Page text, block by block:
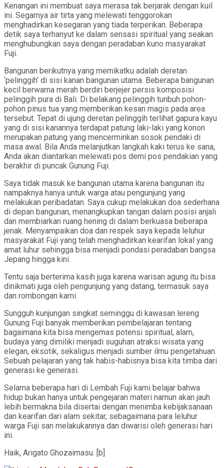
Kenangan ini membuat saya merasa tak berjarak dengan kuil
ini. Segarnya air tirta yang melewati tenggorokan
menghadirkan kesegaran yang tiada terperikan. Beberapa
detik saya terhanyut ke dalam sensasi spiritual yang seakan
menghubungkan saya dengan peradaban kuno masyarakat
Fuji.
Bangunan berikutnya yang memikatku adalah deretan
‘pelinggih’ di sisi kanan bangunan utama. Beberapa bangunan
kecil berwarna merah berdiri berjejer persis komposisi
pelinggih pura di Bali. Di belakang pelinggih tunbuh pohon-
pohon pinus tua yang memberikan kesan magis pada area
tersebut. Tepat di ujung deretan pelinggih terlihat gapura kayu
yang di sisi kanannya terdapat patung laki-laki yang konon
merupakan patung yang mencerminkan sosok pendaki di
masa awal. Bila Anda melanjutkan langkah kaki terus ke sana,
Anda akan diantarkan melewati pos demi pos pendakian yang
berakhir di puncak Gunung Fuji.
Saya tidak masuk ke bangunan utama karena bangunan itu
nampaknya hanya untuk warga atau pengunjung yang
melakukan peribadatan. Saya cukup melakukan doa sederhana
di depan bangunan, menangkupkan tangan dalam posisi anjali
dan membiarkan ruang hening di dalam berkuasa beberapa
jenak. Menyampaikan doa dan respek saya kepada leluhur
masyarakat Fuji yang telah menghadirkan kearifan lokal yang
amat luhur sehingga bisa menjadi pondasi peradaban bangsa
Jepang hingga kini.
Tentu saja berterima kasih juga karena warisan agung itu bisa
dinikmati juga oleh pengunjung yang datang, termasuk saya
dan rombongan kami.
Sungguh kunjungan singkat seminggu di kawasan lereng
Gunung Fuji banyak memberikan pembelajaran tentang
bagaimana kita bisa mengemas potensi spiritual, alam,
budaya yang dimiliki menjadi suguhan atraksi wisata yang
elegan, eksotik, sekaligus menjadi sumber ilmu pengetahuan.
Sebuah pelajaran yang tak habis-habisnya bisa kita timba dari
generasi ke generasi.
Selama beberapa hari di Lembah Fuji kami belajar bahwa
hidup bukan hanya untuk pengejaran materi namun akan jauh
lebih bermakna bila disertai dengan menimba kebijaksanaan
dan kearifan dari alam sekitar, sebagaimana para leluhur
warga Fuji san melakukannya dan diwarisi oleh generasi hari
ini.
Haik, Arigato Ghozaimasu. [b]